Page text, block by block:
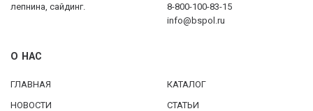
лепнина, сайдинг.
8-800-100-83-15
info@bspol.ru
О НАС
ГЛАВНАЯ
КАТАЛОГ
НОВОСТИ
СТАТЬИ